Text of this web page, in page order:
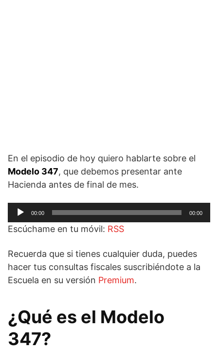
En el episodio de hoy quiero hablarte sobre el
Modelo 347, que debemos presentar ante
Hacienda antes de final de mes.
Reproductor
audio
00:00 00:00
Escúchame en tu móvil: RSS
Recuerda que si tienes cualquier duda, puedes
hacer tus consultas fiscales suscribiéndote a la
Escuela en su versión Premium.
¿Qué es el Modelo
347?